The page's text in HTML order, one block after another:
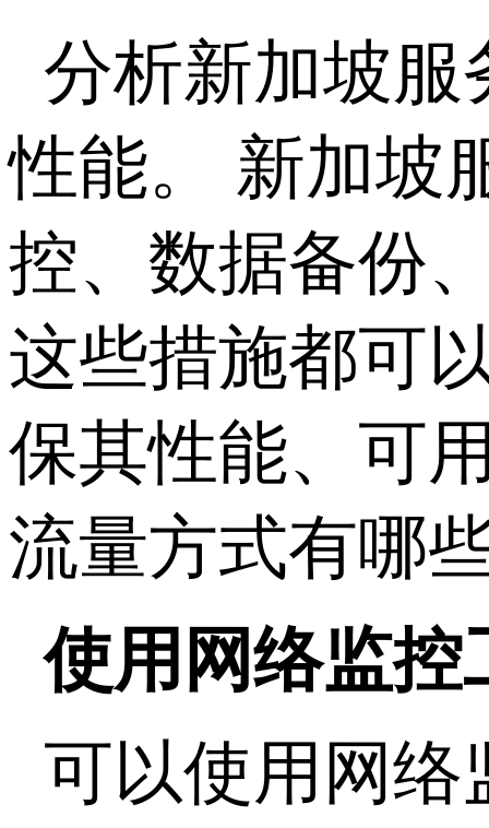
分析新加坡服
性能。 新加坡
控、数据备份
这些措施都可
保其性能、可
流量方式有哪
使用网络监控
可以使用网络